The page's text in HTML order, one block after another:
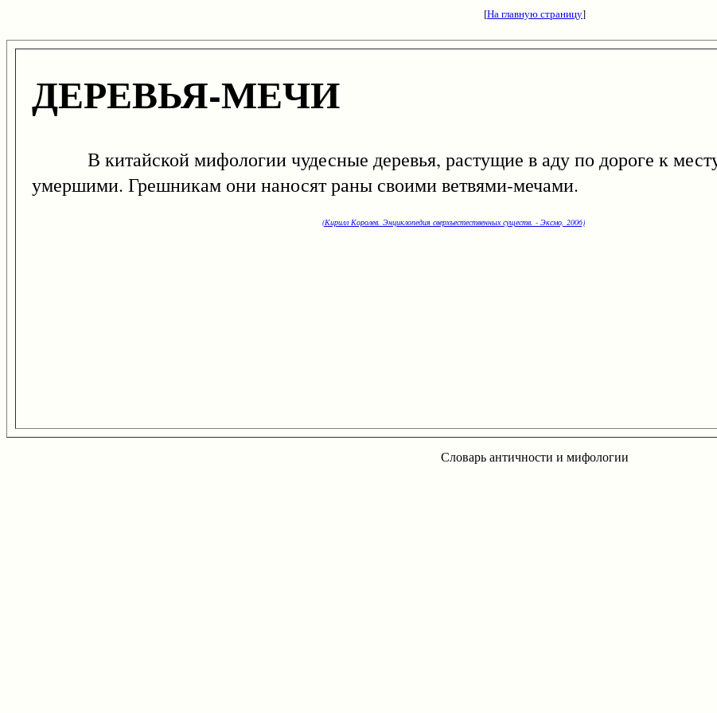
[На главную страницу]
ДЕРЕВЬЯ-МЕЧИ
В китайской мифологии чудесные деревья, растущие в аду по дороге к
умершими. Грешникам они наносят раны своими ветвями-мечами.
(Кирилл Королев. Энциклопедия сверхъестественных существ. - Эксмо, 2006)
Словарь античности и мифологии